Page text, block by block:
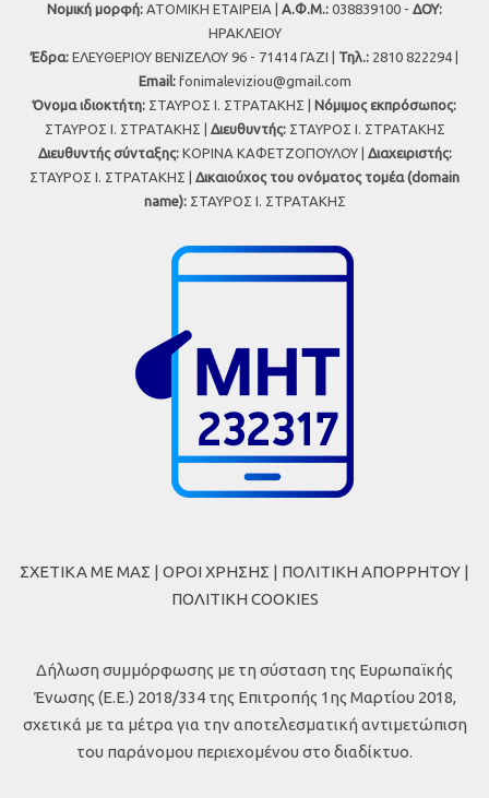
Νομική μορφή: ΑΤΟΜΙΚΗ ΕΤΑΙΡΕΙΑ | Α.Φ.Μ.: 038839100 - ΔΟΥ:
ΗΡΑΚΛΕΙΟΥ
Έδρα: ΕΛΕΥΘΕΡΙΟΥ ΒΕΝΙΖΕΛΟΥ 96 - 71414 ΓΑΖΙ | Τηλ.: 2810 822294 |
Εmail: fonimaleviziou@gmail.com
Όνομα ιδιοκτήτη: ΣΤΑΥΡΟΣ Ι. ΣΤΡΑΤΑΚΗΣ | Νόμιμος εκπρόσωπος:
ΣΤΑΥΡΟΣ Ι. ΣΤΡΑΤΑΚΗΣ | Διευθυντής:ΣΤΑΥΡΟΣ Ι. ΣΤΡΑΤΑΚΗΣ
Διευθυντής σύνταξης:ΚΟΡΙΝΑ ΚΑΦΕΤΖΟΠΟΥΛΟΥ | Διαχειριστής:
ΣΤΑΥΡΟΣ Ι. ΣΤΡΑΤΑΚΗΣ | Δικαιούχος του ονόματος τομέα (domain
name):ΣΤΑΥΡΟΣ Ι. ΣΤΡΑΤΑΚΗΣ
ΣΧΕΤΙΚΑ ΜΕ ΜΑΣ | ΟΡΟΙ ΧΡΗΣΗΣ | ΠΟΛΙΤΙΚΗ ΑΠΟΡΡΗΤΟΥ |
ΠΟΛΙΤΙΚΗ COOKIES
Δήλωση συμμόρφωσης με τη σύσταση της Ευρωπαϊκής
Ένωσης (Ε.Ε.) 2018/334 της Επιτροπής 1ης Μαρτίου 2018,
σχετικά με τα μέτρα για την αποτελεσματική αντιμετώπιση
του παράνομου περιεχομένου στο διαδίκτυο.